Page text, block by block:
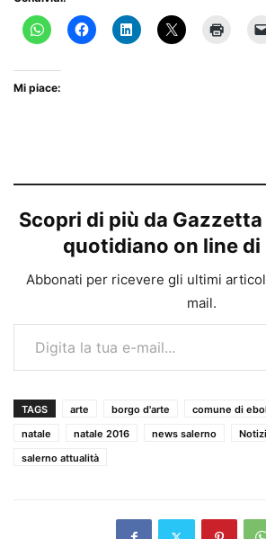
Mi piace:
Scopri di più da
quotidiano on line di
Abbonati per ricevere gli ultimi
mail.
Digita la tua e-mail...
TAGS arte borgo d'arte comune di
natale
natale 2016 news salerno
salerno attualità